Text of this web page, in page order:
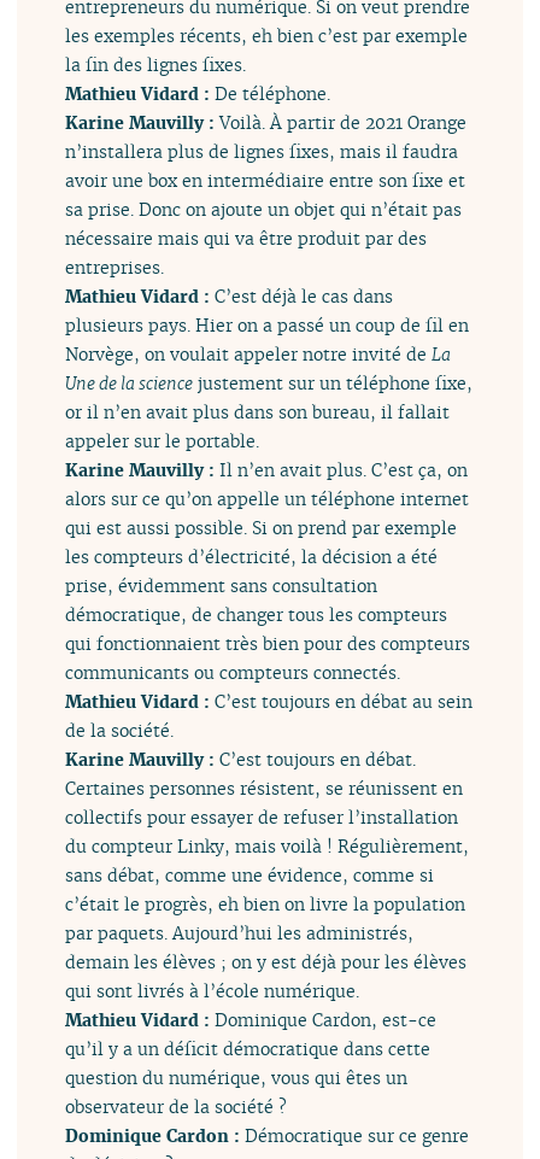
entrepreneurs du numérique. Si on veut prendre
les exemples récents, eh bien c’est par exemple
la fin des lignes fixes.
Mathieu Vidard :De téléphone.
Karine Mauvilly :Voilà. À partir de 2021 Orange
n’installera plus de lignes fixes, mais il faudra
avoir une box en intermédiaire entre son fixe et
sa prise. Donc on ajoute un objet qui n’était pas
nécessaire mais qui va être produit par des
entreprises.
Mathieu Vidard :C’est déjà le cas dans
plusieurs pays. Hier on a passé un coup de fil en
Norvège, on voulait appeler notre invité deLa
Une de la science justement sur un téléphone fixe,
or il n’en avait plus dans son bureau, il fallait
appeler sur le portable.
Karine Mauvilly :Il n’en avait plus. C’est ça, on
alors sur ce qu’on appelle un téléphone internet
qui est aussi possible. Si on prend par exemple
les compteurs d’électricité, la décision a été
prise, évidemment sans consultation
démocratique, de changer tous les compteurs
qui fonctionnaient très bien pour des compteurs
communicants ou compteurs connectés.
Mathieu Vidard :C’est toujours en débat au sein
de la société.
Karine Mauvilly :C’est toujours en débat.
Certaines personnes résistent, se réunissent en
collectifs pour essayer de refuser l’installation
du compteur Linky, mais voilà ! Régulièrement,
sans débat, comme une évidence, comme si
c’était le progrès, eh bien on livre la population
par paquets. Aujourd’hui les administrés,
demain les élèves ; on y est déjà pour les élèves
qui sont livrés à l’école numérique.
Mathieu Vidard :Dominique Cardon, est-ce
qu’il y a un déficit démocratique dans cette
question du numérique, vous qui êtes un
observateur de la société ?
Dominique Cardon :Démocratique sur ce genre